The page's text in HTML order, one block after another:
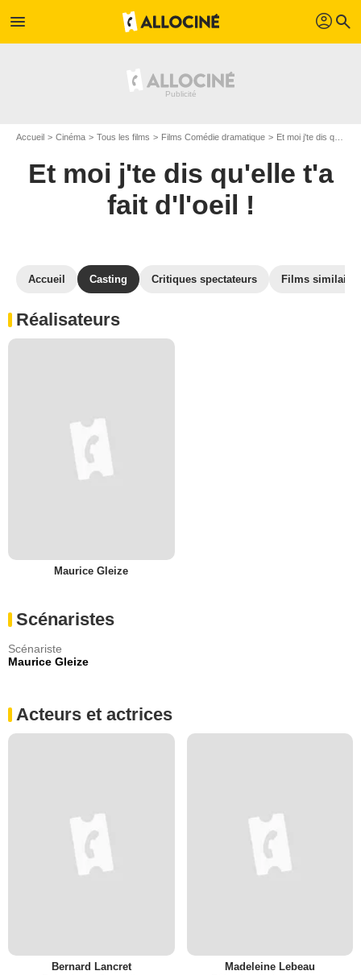
menu profil search
Accueil Cinéma Tous les films Films Comédie dramatique Et moi j'te dis qu'elle t'a fait d'l'oeil !
Et moi j'te dis qu'elle t'a
fait d'l'oeil !
Accueil Casting Critiques spectateurs Films similaires
Réalisateurs
Maurice Gleize
Scénaristes
Scénariste
Maurice Gleize
Acteurs et actrices
Bernard Lancret Madeleine Lebeau